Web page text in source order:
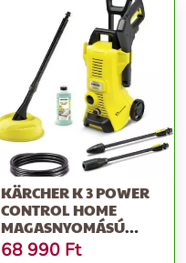
KÄRCHER K 3 POWER
CONTROL HOME
MAGASNYOMÁSÚ
MOSÓ
68 990 Ft